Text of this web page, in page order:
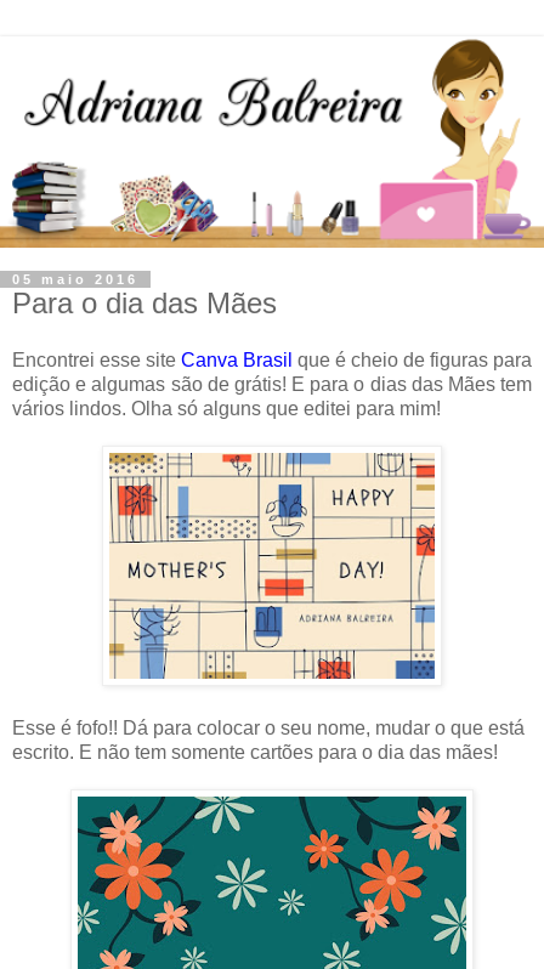
05 maio 2016
Para o dia das Mães
Encontrei esse site Canva Brasil que é cheio de figuras para
edição e algumas são de grátis! E para o dias das Mães tem
vários lindos. Olha só alguns que editei para mim!
Esse é fofo!! Dá para colocar o seu nome, mudar o que está
escrito. E não tem somente cartões para o dia das mães!